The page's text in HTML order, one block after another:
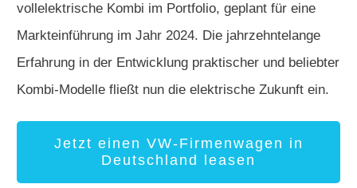
vollelektrische Kombi im Portfolio, geplant für eine
Markteinführung im Jahr 2024. Die jahrzehntelange
Erfahrung in der Entwicklung praktischer und beliebter
Kombi-Modelle fließt nun die elektrische Zukunft ein.
Jetzt einen VW-Firmenwagen in
Deutschland leasen